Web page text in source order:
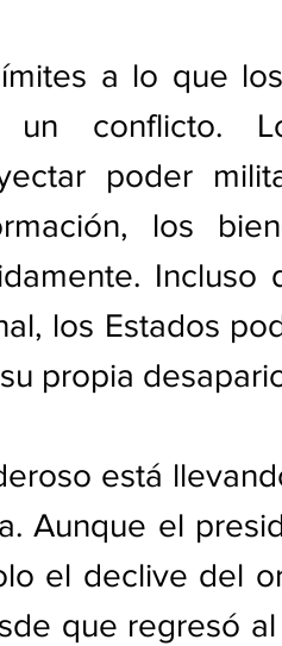
a lo que
conflicto.
poder
los
Incluso
los Estados
propia
está
Aunque el
el declive del
que regresó